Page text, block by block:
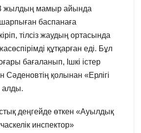
жылдың мамыр айында
баспанаға
тілсіз жаудың ортасында
құтқарған еді. Бұл
бағаланып, Ішкі істер
Сәденовтің қолынан «Ерлігі
алды.
деңгейде өткен «Ауылдық
инспектор»